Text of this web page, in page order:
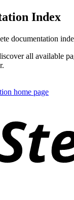
Index
documentation
all available
home page